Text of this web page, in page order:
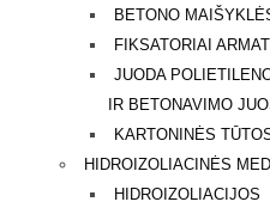
BETONO
FIKSATORIAI
JUODA
IR BETONAVIMO
KARTONINĖS
HIDROIZOLIACINĖS
HIDROIZOLIACIJOS